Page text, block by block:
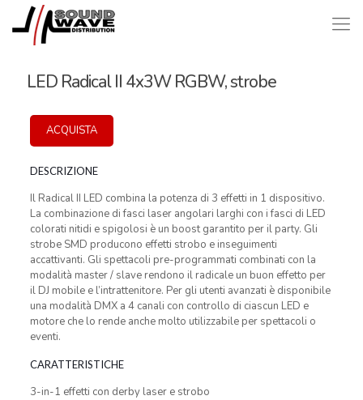
LED Radical II 4x3W RGBW, strobe
ACQUISTA
DESCRIZIONE
Il Radical II LED combina la potenza di 3 effetti in 1 dispositivo.
La combinazione di fasci laser angolari larghi con i fasci di LED
colorati nitidi e spigolosi è un boost garantito per il party. Gli
strobe SMD producono effetti strobo e inseguimenti
accattivanti. Gli spettacoli pre-programmati combinati con la
modalità master / slave rendono il radicale un buon effetto per
il DJ mobile e l’intrattenitore. Per gli utenti avanzati è disponibile
una modalità DMX a 4 canali con controllo di ciascun LED e
motore che lo rende anche molto utilizzabile per spettacoli o
eventi.
CARATTERISTICHE
3-in-1 effetti con derby laser e strobo